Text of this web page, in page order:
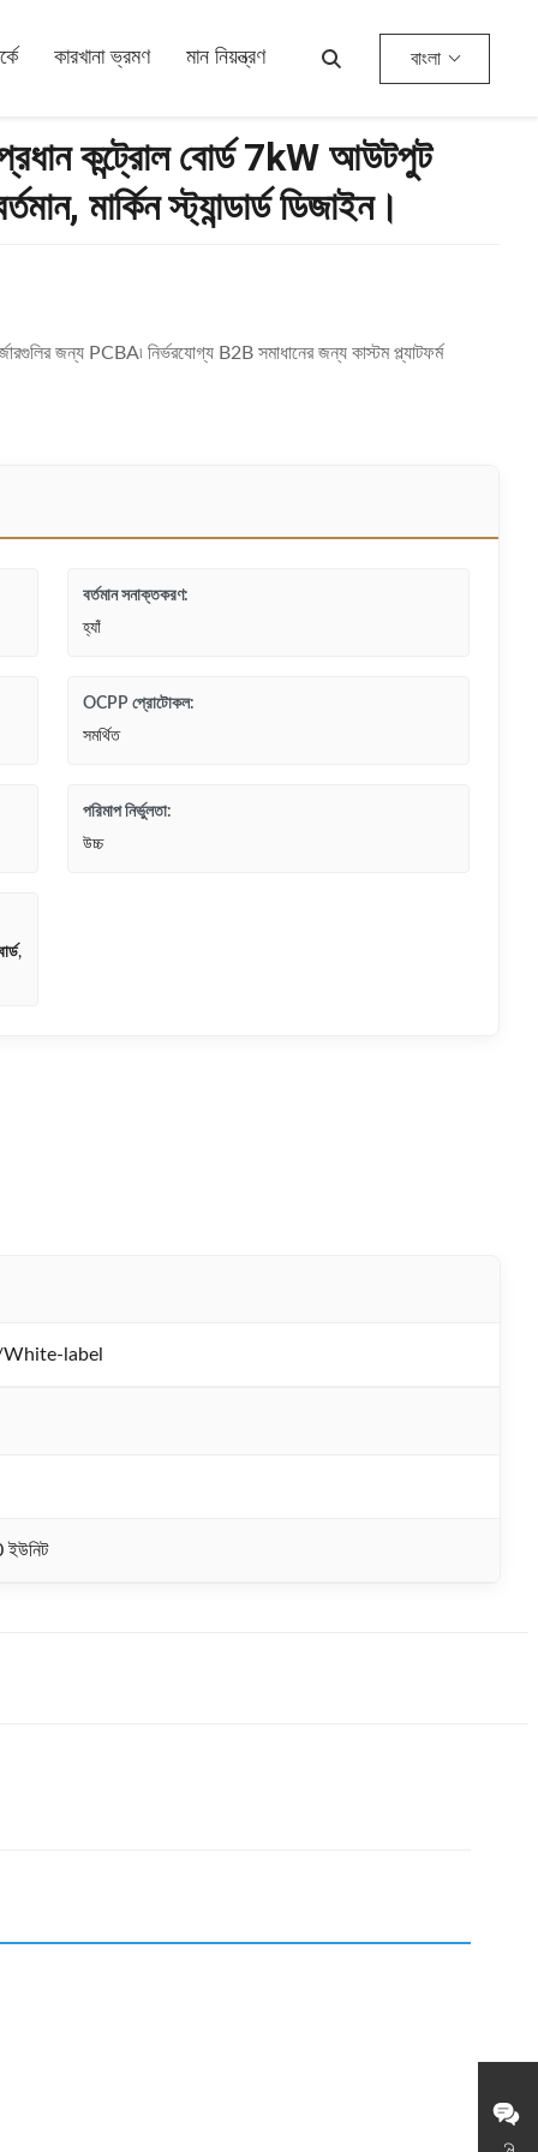
কারখানা ভ্রমণ মান নিয়ন্ত্রণ বাংলা
প্রধান কন্ট্রোল বোর্ড 7kW আউটপুট
মার্কিন স্ট্যান্ডার্ড ডিজাইন।
জন্য PCBA৷ নির্ভরযোগ্য B2B সমাধানের জন্য কাস্টম প্ল্যাটফর্ম
বর্তমান সনাক্তকরণ:
হ্যাঁ
OCPP প্রোটোকল:
সমর্থিত
পরিমাপ নির্ভুলতা:
উচ্চ
,
label
ইউনিট